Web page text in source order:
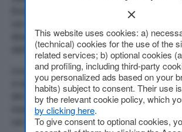
Europea), o di procedure aziendali o
devono essere fatte a tutela dell’interesse
dell’integrità delle società.
La piattaformaWhistlelinkè stata
a tutti i dipendenti e/o a coloro che hanno
del Gruppo Monrif, di segnalare in modo
eventuali comportamenti in contrasto con i
nel rispetto della normativa vigente.
This website uses cookies: a)
(technical) cookies for the use of the
related services; b) optional cookies
and profiling, including third-party
you personalized ads based on your
habits) subject to consent. Their use
by the relevant cookie policy, which
by clicking here.
To give consent to optional cookies,